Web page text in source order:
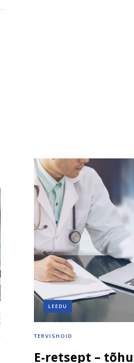
LEEDU
TERVISHOID
E-retsept –